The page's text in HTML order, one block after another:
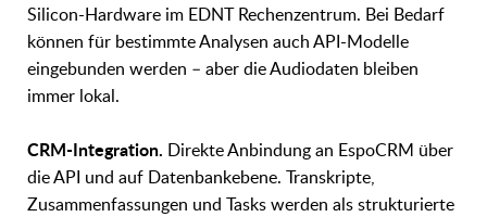
Silicon-Hardware im EDNT Rechenzentrum. Bei Bedarf
können für bestimmte Analysen auch API-Modelle
eingebunden werden – aber die Audiodaten bleiben
immer lokal.
CRM-Integration. Direkte Anbindung an EspoCRM über
die API und auf Datenbankebene. Transkripte,
Zusammenfassungen und Tasks werden als strukturierte